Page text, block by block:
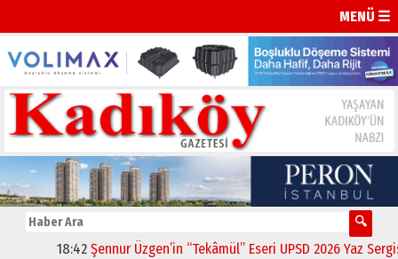
MENÜ ☰
18:42 Şennur Üzgen’in “Tekâmül” Eseri UPSD 2026 Yaz